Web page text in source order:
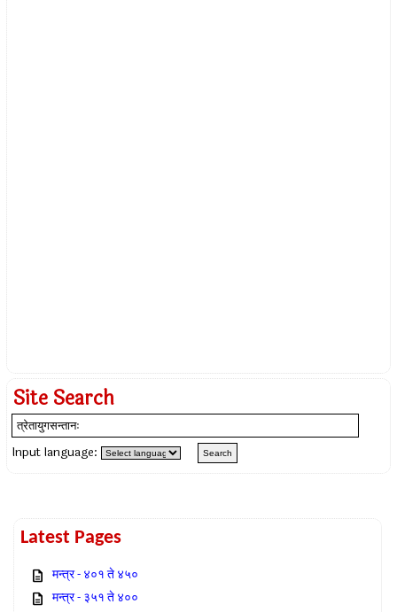
Site Search
Input language:
Latest Pages
मन्त्र - ४०१ ते ४५०
मन्त्र - ३५१ ते ४००